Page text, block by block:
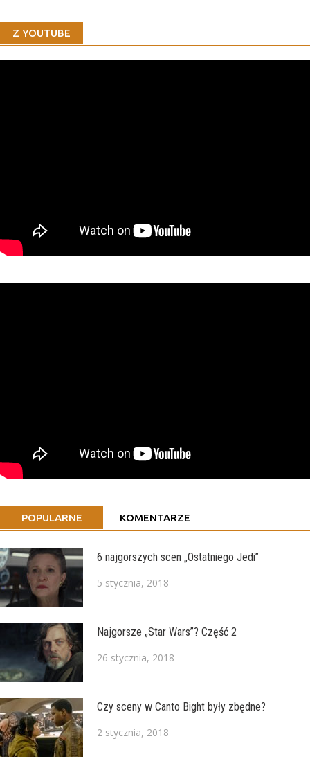
Z YOUTUBE
POPULARNE KOMENTARZE
6 najgorszych scen „Ostatniego Jedi”
5 stycznia, 2018
Najgorsze „Star Wars”? Część 2
26 stycznia, 2018
Czy sceny w Canto Bight były zbędne?
2 stycznia, 2018